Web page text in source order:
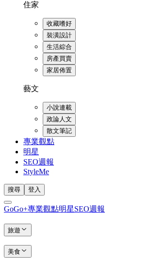
住家
收藏嗜好
裝潢設計
生活綜合
房產買賣
家居佈置
藝文
小說連載
政論人文
散文筆記
專業觀點
明星
SEO週報
StyleMe
搜尋 登入
GoGo+專業觀點明星SEO週報
旅遊
美食